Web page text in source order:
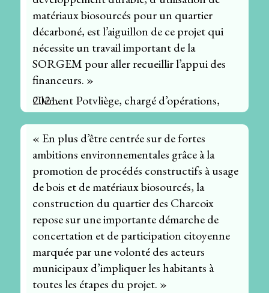
matériaux biosourcés pour un quartier
décarboné, est l’aiguillon de ce projet qui
nécessite un travail important de la
SORGEM pour aller recueillir l’appui des
financeurs. »
Clément Potvliège, chargé d’opérations, 2021.
« En plus d’être centrée sur de fortes
ambitions environnementales grâce à la
promotion de procédés constructifs à usage
de bois et de matériaux biosourcés, la
construction du quartier des Charcoix
repose sur une importante démarche de
concertation et de participation citoyenne
marquée par une volonté des acteurs
municipaux d’impliquer les habitants à
toutes les étapes du projet. »